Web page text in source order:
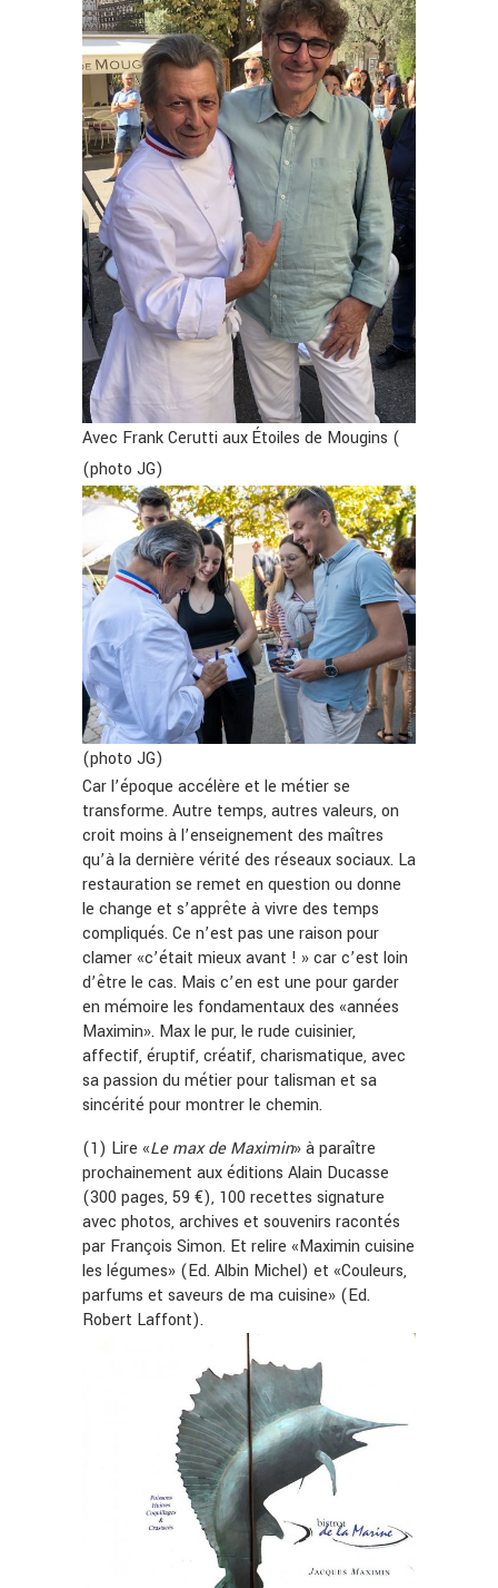
Avec Frank Cerutti aux Étoiles de Mougins (
(photo JG)
(photo JG)
Car l’époque accélère et le métier se
transforme. Autre temps, autres valeurs, on
croit moins à l’enseignement des maîtres
qu’à la dernière vérité des réseaux sociaux. La
restauration se remet en question ou donne
le change et s’apprête à vivre des temps
compliqués. Ce n’est pas une raison pour
clamer «c’était mieux avant ! » car c’est loin
d’être le cas. Mais c’en est une pour garder
en mémoire les fondamentaux des «années
Maximin». Max le pur, le rude cuisinier,
affectif, éruptif, créatif, charismatique, avec
sa passion du métier pour talisman et sa
sincérité pour montrer le chemin.
(1) Lire «Le max de Maximin» à paraître
prochainement aux éditions Alain Ducasse
(300 pages, 59 €), 100 recettes signature
avec photos, archives et souvenirs racontés
par François Simon. Et relire «Maximin cuisine
les légumes» (Ed. Albin Michel) et «Couleurs,
parfums et saveurs de ma cuisine» (Ed.
Robert Laffont).